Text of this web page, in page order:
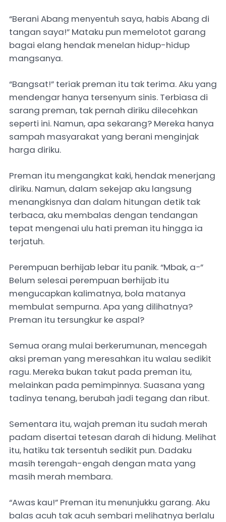
“Berani Abang menyentuh saya, habis Abang di
tangan saya!” Mataku pun memelotot garang
bagai elang hendak menelan hidup-hidup
mangsanya.
“Bangsat!” teriak preman itu tak terima. Aku yang
mendengar hanya tersenyum sinis. Terbiasa di
sarang preman, tak pernah diriku dilecehkan
seperti ini. Namun, apa sekarang? Mereka hanya
sampah masyarakat yang berani menginjak
harga diriku.
Preman itu mengangkat kaki, hendak menerjang
diriku. Namun, dalam sekejap aku langsung
menangkisnya dan dalam hitungan detik tak
terbaca, aku membalas dengan tendangan
tepat mengenai ulu hati preman itu hingga ia
terjatuh.
Perempuan berhijab lebar itu panik. “Mbak, a−”
Belum selesai perempuan berhijab itu
mengucapkan kalimatnya, bola matanya
membulat sempurna. Apa yang dilihatnya?
Preman itu tersungkur ke aspal?
Semua orang mulai berkerumunan, mencegah
aksi preman yang meresahkan itu walau sedikit
ragu. Mereka bukan takut pada preman itu,
melainkan pada pemimpinnya. Suasana yang
tadinya tenang, berubah jadi tegang dan ribut.
Sementara itu, wajah preman itu sudah merah
padam disertai tetesan darah di hidung. Melihat
itu, hatiku tak tersentuh sedikit pun. Dadaku
masih terengah-engah dengan mata yang
masih merah membara.
“Awas kau!” Preman itu menunjukku garang. Aku
balas acuh tak acuh sembari melihatnya berlalu